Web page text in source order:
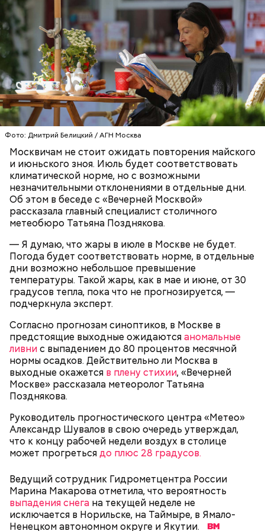
Фото: Дмитрий Белицкий / АГН Москва
Москвичам не стоит ожидать повторения майского
и июньского зноя. Июль будет соответствовать
климатической норме, но с возможными
незначительными отклонениями в отдельные дни.
Об этом в беседе с «Вечерней Москвой»
рассказала главный специалист столичного
метеобюро Татьяна Позднякова.
— Я думаю, что жары в июле в Москве не будет.
Погода будет соответствовать норме, в отдельные
дни возможно небольшое превышение
температуры. Такой жары, как в мае и июне, от 30
градусов тепла, пока что не прогнозируется, —
подчеркнула эксперт.
Согласно прогнозам синоптиков, в Москве в
предстоящие выходные ожидаютсяаномальные
ливнис выпадением до 80 процентов месячной
нормы осадков. Действительно ли Москва в
выходные окажется в плену стихии, «Вечерней
Москве» рассказала метеоролог Татьяна
Позднякова.
Руководитель прогностического центра «Метео»
Александр Шувалов в свою очередь утверждал,
что к концу рабочей недели воздух в столице
может прогретьсядо плюс 28 градусов.
Ведущий сотрудник Гидрометцентра России
Марина Макарова отметила, что вероятность
выпадения снега на текущей неделе не
исключается в Норильске, на Таймыре, в Ямало-
Ненецком автономном округе и Якутии.
Стенды позволяют мгновенно определять
скорость транспортного средства и выявлять
соответствуют параметрам мопедов и
мотоциклов, разрешенных к управлению только
при наличии водительских прав категории «М».
Можно ли запретить курьерам на
электровелосипедах ездить по
пешеходным дорожкам
Проверки курьеров проводит столичный
Департамент транспорта и развития дорожно-
транспортной инфраструктуры, Московская
административная дорожная инспекция (МАДИ),
Госавтоинспекция, ГБУ «МосТрансПроект», Центр
«Администратор московского парковочного
пространства» (АМПП).
В ходе рейда инспекторы ГИБДД останавливают
курьеров, проверяют у них документы. Затем
сотрудники МАДИ сверяют корректность данных
курьера в системе АИС «Таксомотор» и наличие у
этого доставщик не имеет права работать).
Специалисты лаборатории ГБУ «МосТрансПроект»
ставят электровелосипед на высокоточный
измерительный стенд для определения его
максимальной скорости.
После этого все материалы дела направляются в
мировой суд для дальнейшего рассмотрения. Эти
меры повысят доверие москвичей к сервисам
доставки и улучшат общую транспортную
безопасность столицы, — подчеркнул заместитель
мэра Максим Ликсутов.
Сезон проката электросамокатов:
что нового ждет москвичей в 2026
году